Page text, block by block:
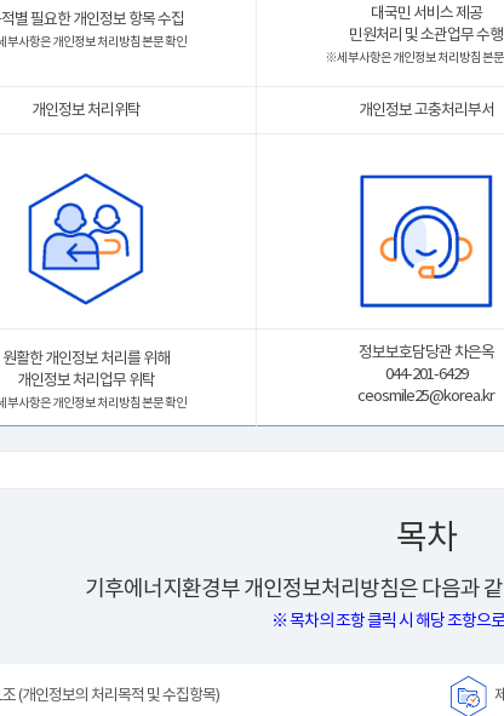
별 필요한 개인정보 항목 수집
부사항은 개인정보 처리방침 본문 확인
대국민 서비스 제공
민원처리 및 소관업무 수행
※ 세부사항은 개인정보 처리방침 본
개인정보 처리위탁 개인정보 고충처리부서
원활한 개인정보 처리를 위해
개인정보 처리업무 위탁
부사항은 개인정보 처리방침 본문 확인
정보보호담당관 차은옥
044-201-6429
ceosmile25@korea.kr
목차
기후에너지환경부 개인정보처리방침은 다음과
※ 목차의 조항 클릭 시 해당 조항으
(개인정보의 처리목적 및 수집항목)